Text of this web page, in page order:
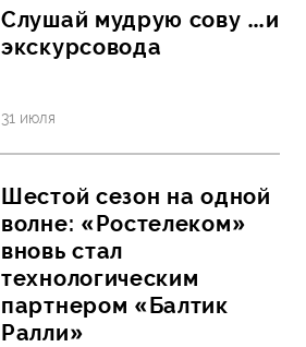
Слушай мудрую сову …и
экскурсовода
31 июля
Шестой сезон на одной
волне: «Ростелеком»
вновь стал
технологическим
партнером «Балтик
Ралли»